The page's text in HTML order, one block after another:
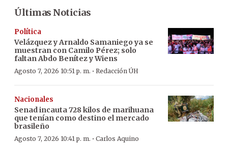
Últimas Noticias
Política
Velázquez y Arnaldo Samaniego ya se
muestran con Camilo Pérez; solo
faltan Abdo Benítez y Wiens
Agosto 7, 2026 10:51 p. m. · Redacción ÚH
Nacionales
Senad incauta 728 kilos de marihuana
que tenían como destino el mercado
brasileño
Agosto 7, 2026 10:41 p. m. · Carlos Aquino